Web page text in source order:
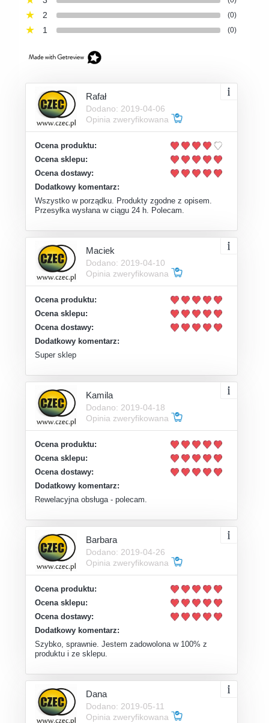
2 (0)
1 (0)
Rafał
Dodano: 2019-04-06
Opinia zweryfikowana
Ocena produktu:
Ocena sklepu:
Ocena dostawy:
Dodatkowy komentarz:
Wszystko w porządku. Produkty zgodne z opisem.
Przesyłka wysłana w ciągu 24 h. Polecam.
Maciek
Dodano: 2019-04-10
Opinia zweryfikowana
Ocena produktu:
Ocena sklepu:
Ocena dostawy:
Dodatkowy komentarz:
Super sklep
Kamila
Dodano: 2019-04-18
Opinia zweryfikowana
Ocena produktu:
Ocena sklepu:
Ocena dostawy:
Dodatkowy komentarz:
Rewelacyjna obsługa - polecam.
Barbara
Dodano: 2019-04-26
Opinia zweryfikowana
Ocena produktu:
Ocena sklepu:
Ocena dostawy:
Dodatkowy komentarz:
Szybko, sprawnie. Jestem zadowolona w 100% z
produktu i ze sklepu.
Dana
Dodano: 2019-05-11
Opinia zweryfikowana